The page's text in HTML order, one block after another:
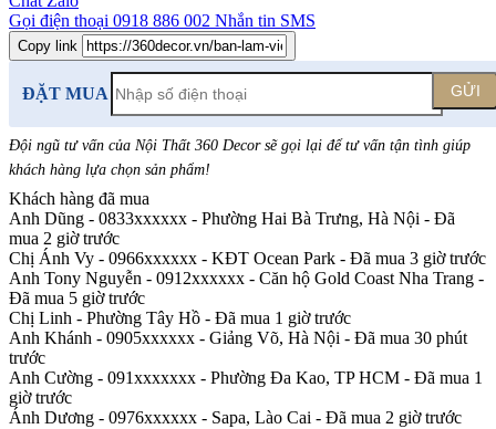
Gọi điện thoại 0918 886 002 Nhắn tin SMS
Copy link
ĐẶT MUA GỬI
Đội ngũ tư vấn của Nội Thất 360 Decor sẽ gọi lại để tư vấn tận tình giúp
khách hàng lựa chọn sản phẩm!
Khách hàng đã mua
Anh Dũng - 0833xxxxxx - Phường Hai Bà Trưng, Hà Nội - Đã
mua 2 giờ trước
Chị Ánh Vy - 0966xxxxxx - KĐT Ocean Park - Đã mua 3 giờ trước
Anh Tony Nguyễn - 0912xxxxxx - Căn hộ Gold Coast Nha Trang -
Đã mua 5 giờ trước
Chị Linh - Phường Tây Hồ - Đã mua 1 giờ trước
Anh Khánh - 0905xxxxxx - Giảng Võ, Hà Nội - Đã mua 30 phút
trước
Anh Cường - 091xxxxxxx - Phường Đa Kao, TP HCM - Đã mua 1
giờ trước
Ánh Dương - 0976xxxxxx - Sapa, Lào Cai - Đã mua 2 giờ trước